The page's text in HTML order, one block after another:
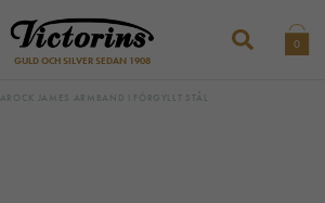
GULD OCH SILVER SEDAN 1908
0
AROCK JAMES ARMBAND I FÖRGYLLT STÅL